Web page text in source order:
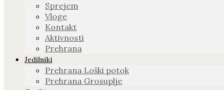
Sprejem
Vloge
Kontakt
Aktivnosti
Prehrana
Jedilniki
Prehrana Loški potok
Prehrana Grosuplje